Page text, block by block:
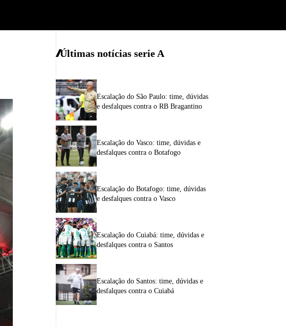
Últimas notícias serie A
Escalação do São Paulo: time, dúvidas
e desfalques contra o RB Bragantino
Escalação do Vasco: time, dúvidas e
desfalques contra o Botafogo
Escalação do Botafogo: time, dúvidas
e desfalques contra o Vasco
Escalação do Cuiabá: time, dúvidas e
desfalques contra o Santos
Escalação do Santos: time, dúvidas e
desfalques contra o Cuiabá